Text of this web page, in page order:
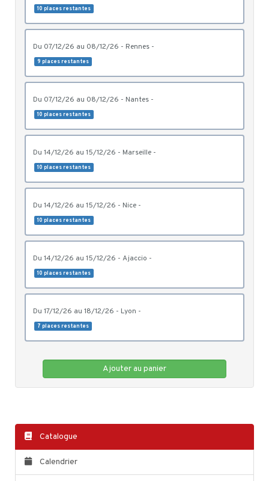
10 places restantes
du 07/12/26 au 08/12/26 - Rennes -
9 places restantes
du 07/12/26 au 08/12/26 - Nantes -
10 places restantes
du 14/12/26 au 15/12/26 - Marseille -
10 places restantes
du 14/12/26 au 15/12/26 - Nice -
10 places restantes
du 14/12/26 au 15/12/26 - Ajaccio -
10 places restantes
du 17/12/26 au 18/12/26 - Lyon -
7 places restantes
Ajouter au panier
Catalogue
Calendrier